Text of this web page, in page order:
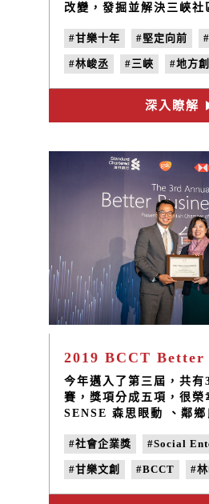
改變，發掘並解決三峽社
積的能量，將這一些愛持
灣的各個角落，我們會謹
與信念，努力成就更多美
區共生共榮，達到城鄉
在10年間，一直不忘初衷
需要，未來我們也想要透
能量，將這一些愛持續散
#甘樂十年 #堅定向前
#林峻丞 #三峽 #地方
深入瞭解
今年邁入了第三屆，共有
賽，獎項分成五項，很榮
SENSE 森思眼動 、鄰
強，也恭喜鄰鄉良食獲得
很開心可以跟這麼多優秀
在這一天相聚！
#社會企業獎 #Social
#甘樂文創 #BCCT #
#地方創生